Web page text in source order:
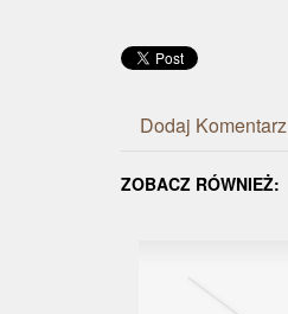
Dodaj Komentarz
ZOBACZ RÓWNIEŻ: